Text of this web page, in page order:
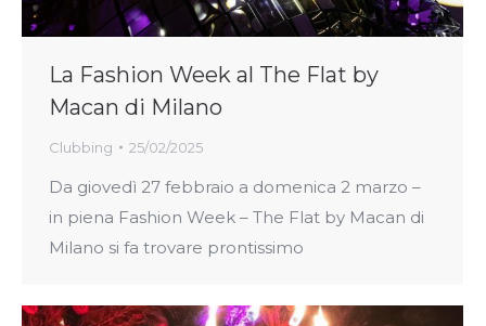
La Fashion Week al The Flat by
Macan di Milano
Clubbing 25/02/2025
Da giovedì 27 febbraio a domenica 2 marzo –
in piena Fashion Week – The Flat by Macan di
Milano si fa trovare prontissimo